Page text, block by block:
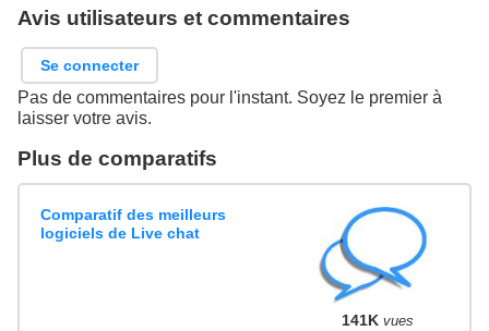
Avis utilisateurs et commentaires
Se connecter
Pas de commentaires pour l'instant. Soyez le premier à
laisser votre avis.
Plus de comparatifs
Comparatif des meilleurs
logiciels de Live chat
141K vues